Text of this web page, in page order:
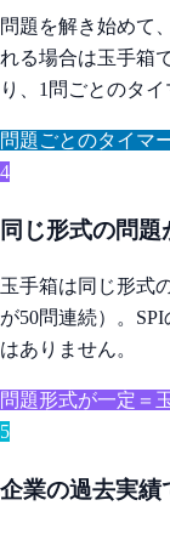
問題を解き始めて
れる場合は玉手箱
り、1問ごとのタイ
問題ごとのタイマ
4
同じ形式の問題
玉手箱は同じ形式
が50問連続）。
はありません。
問題形式が一定＝
5
企業の過去実績